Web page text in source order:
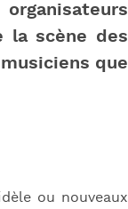
la scène des
que
ou nouveaux